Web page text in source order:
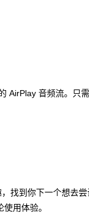
AirPlay 音频流。只
找到你下一个想去
用体验。